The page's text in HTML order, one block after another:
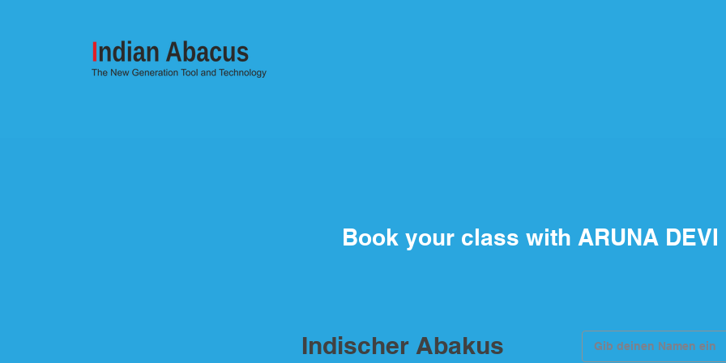
Book your class with ARUNA DEVI
Indischer Abakus